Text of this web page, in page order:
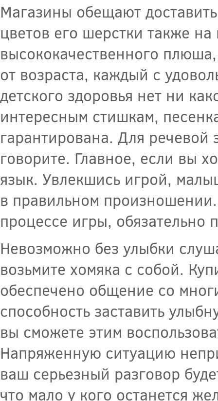
Магазины обещают
цветов его шерстки также
высококачественного
от возраста, каждый с
детского здоровья нет ни
интересным стишкам,
гарантирована. Для
говорите. Главное, если вы
язык. Увлекшись игрой,
в правильном
процессе игры, обязательно
Невозможно без улыбки
возьмите хомяка с собой.
обеспечено общение со
способность заставить
вы сможете этим
Напряженную ситуацию
ваш серьезный разговор
что мало у кого останется